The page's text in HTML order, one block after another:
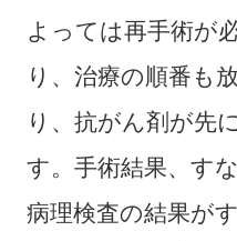
よっては再手術が
り、治療の順番も
り、抗がん剤が先
す。手術結果、す
病理検査の結果が